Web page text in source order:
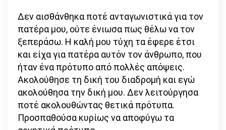
Δεν αισθάνθηκα ποτέ ανταγωνιστικά για τον
πατέρα μου, ούτε ένιωσα πως θέλω να τον
ξεπεράσω. Η καλή μου τύχη τα έφερε έτσι
και είχα για πατέρα αυτόν τον άνθρωπο, που
ήταν ένα πρότυπο από πολλές απόψεις.
Ακολούθησε τη δική του διαδρομή και εγώ
ακολούθησα την δική μου. Δεν λειτούργησα
ποτέ ακολουθώντας θετικά πρότυπα.
Προσπαθούσα κυρίως να αποφύγω τα